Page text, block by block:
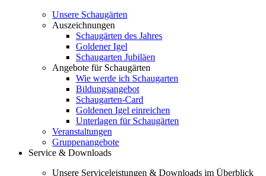
Unsere Schaugärten
Auszeichnungen
Schaugärten des Jahres
Goldener Igel
Schaugarten Jubiläen
Angebote für Schaugärten
Wie werde ich Schaugarten
Bildungsangebot
Schaugarten-Card
Goldenen Igel einreichen
Unterlagen für Schaugärten
Veranstaltungen
Gruppenangebote
Service & Downloads
Unsere Serviceleistungen & Downloads im Überblick